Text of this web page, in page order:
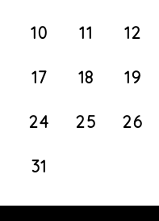
10 11 12
17 18 19
24 25 26
31